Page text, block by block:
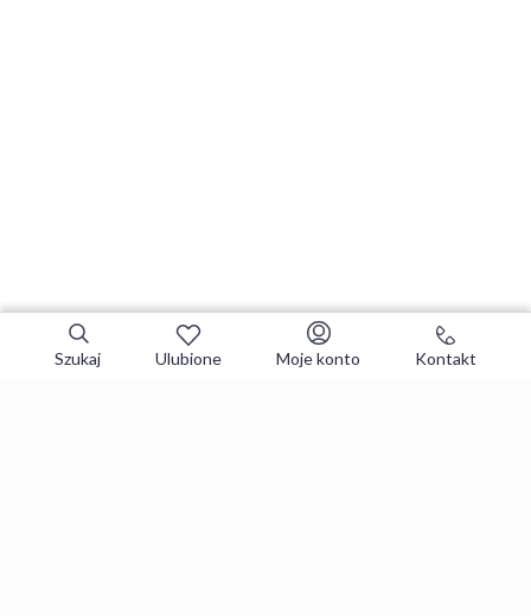
Szukaj Ulubione Moje konto Kontakt